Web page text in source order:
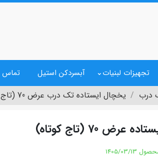
تجهیزات لبنیات آبسردکن استیل تماس
درب یخچال ایستاده تک درب عرض 70 (تاج کوتاه)
عرض 70 (تاج کوتاه)
1405/03/13